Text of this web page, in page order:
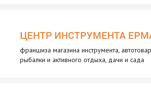
ЦЕНТР ИНСТРУМЕНТА
франшиза магазина инструмента,
рыбалки и активного отдыха, дачи и сада